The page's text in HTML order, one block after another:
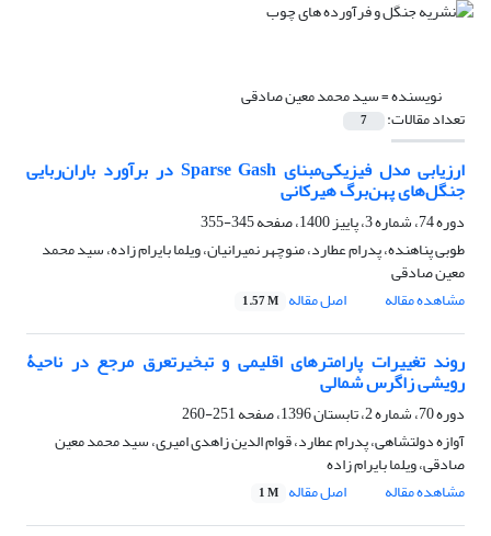
نویسنده =سید محمد معین صادقی
تعداد مقالات: 7
ارزیابی مدل فیزیکی‌مبنای Sparse Gash در برآورد باران‌ربایی
جنگل‌های پهن‌برگ هیرکانی
دوره 74، شماره 3، پاییز 1400، صفحه
345-355
طوبی پناهنده، پدرام عطارد، منوچهر نمیرانیان، ویلما بایرام زاده، سید محمد
معین صادقی
مشاهده مقاله
اصل مقاله 1.57 M
روند تغییرات پارامترهای اقلیمی و تبخیرتعرق مرجع در ناحیۀ
رویشی زاگرس شمالی
دوره 70، شماره 2، تابستان 1396، صفحه
251-260
آوازه دولتشاهی، پدرام عطارد، قوام الدین زاهدی امیری، سید محمد معین
صادقی، ویلما بایرام زاده
مشاهده مقاله
اصل مقاله 1 M